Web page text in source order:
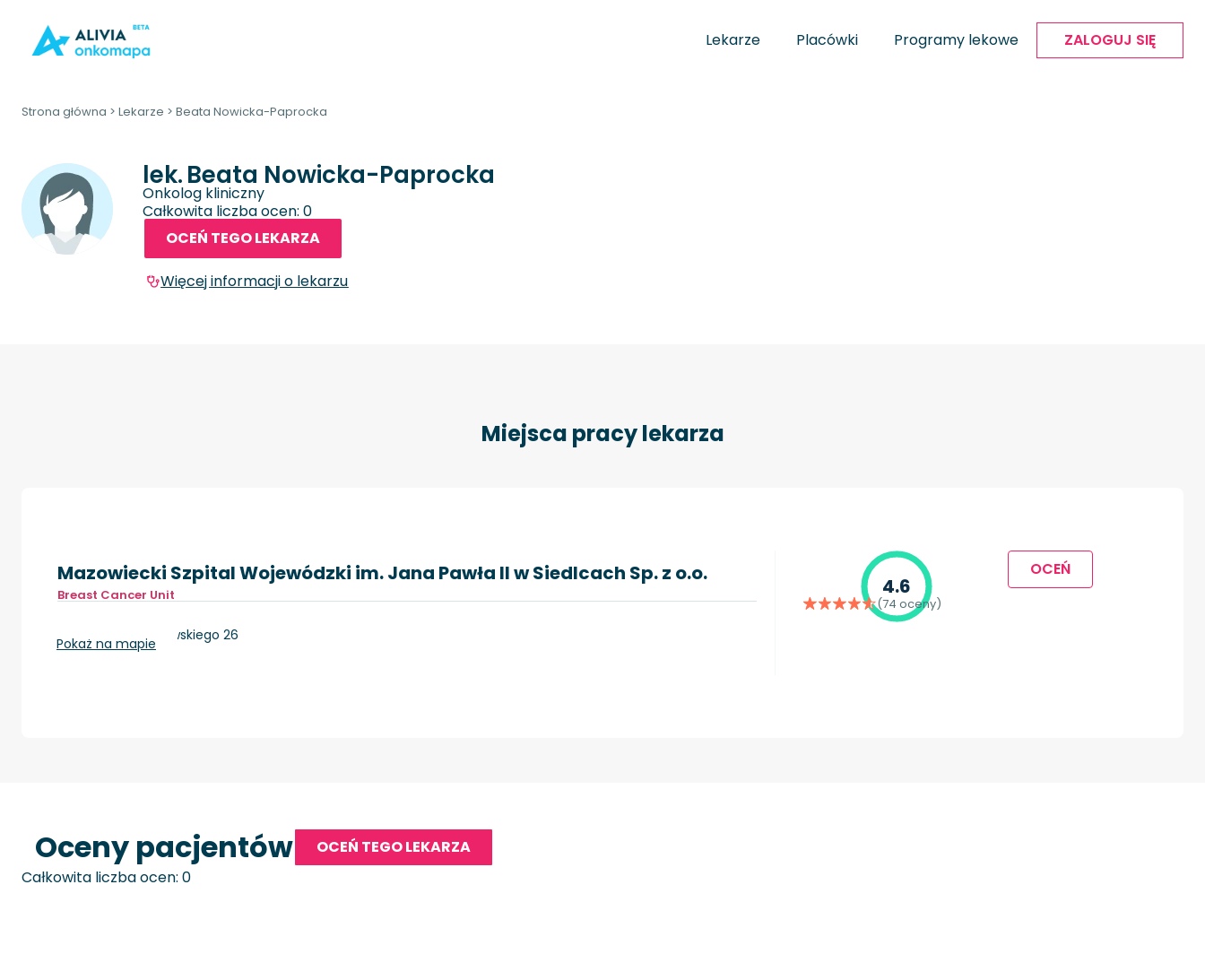
Lekarze Placówki Programy lekowe ZALOGUJ SIĘ
Strona główna > Lekarze > Beata Nowicka-Paprocka
lek.Beata Nowicka-Paprocka
Onkolog kliniczny
Całkowita liczba ocen: 0
OCEŃ TEGO LEKARZA
Więcej informacji o lekarzu
Miejsca pracy lekarza
Mazowiecki Szpital Wojewódzki im. Jana Pawła II w Siedlcach Sp. z o.o.
Breast Cancer Unit
Siedlce, Poniatowskiego 26
Pokaż na mapie
4.6
(74 oceny)
OCEŃ
Oceny pacjentów
OCEŃ TEGO LEKARZA
Całkowita liczba ocen: 0